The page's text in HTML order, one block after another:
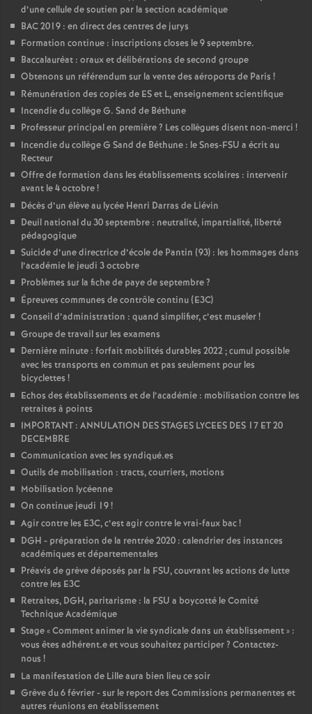
d’une cellule de soutien par la section académique
BAC 2019 : en direct des centres de jurys
Formation continue : inscriptions closes le 9 septembre.
Baccalauréat : oraux et délibérations de second groupe
Obtenons un référendum sur la vente des aéroports de Paris !
Rémunération des copies de ES et L, enseignement scientifique
Incendie du collège G. Sand de Béthune
Professeur principal en première? Les collègues disent non-merci !
Incendie du collège G Sand de Béthune : le Snes-FSU a écrit au
Recteur
Offre de formation dans les établissements scolaires : intervenir
avant le 4 octobre!
Décès d’un élève au lycée Henri Darras de Liévin
Deuil national du 30 septembre : neutralité, impartialité, liberté
pédagogique
Suicide d’une directrice d’école de Pantin (93) : les hommages dans
l’académie le jeudi 3 octobre
Problèmes sur la fiche de paye de septembre?
Épreuves communes de contrôle continu (E3C)
Conseil d’administration : quand simplifier, c’est museler!
Groupe de travail sur les examens
Dernière minute : forfait mobilités durables 2022; cumul possible
avec les transports en commun et pas seulement pour les
bicyclettes !
Echos des établissements et de l’académie : mobilisation contre les
retraites à points
IMPORTANT : ANNULATION DES STAGES LYCEES DES 17 ET 20
DECEMBRE
Communication avec les syndiqué.es
Outils de mobilisation : tracts, courriers, motions
Mobilisation lycéenne
On continue jeudi 19!
Agir contre les E3C, c’est agir contre le vrai-faux bac!
DGH - préparation de la rentrée 2020 : calendrier des instances
académiques et départementales
Préavis de grève déposés par la FSU, couvrant les actions de lutte
contre les E3C
Retraites, DGH, paritarisme : la FSU a boycotté le Comité
Technique Académique
Stage «Comment animer la vie syndicale dans un établissement» :
vous êtes adhérent.e et vous souhaitez participer? Contactez-
nous !
La manifestation de Lille aura bien lieu ce soir
Grève du 6 février - sur le report des Commissions permanentes et
autres réunions en établissement